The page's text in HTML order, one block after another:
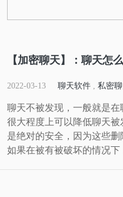
【加密聊天】：聊天怎
2022-03-13 聊天软件 , 私密
聊天不被发现，一般就是
很大程度上可以降低聊天
是绝对的安全，因为这些删
如果在被有被破坏的情况下